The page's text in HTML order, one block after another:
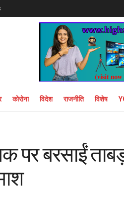
कोरोना विदेश राजनीति विशेष
पर बरसाईं